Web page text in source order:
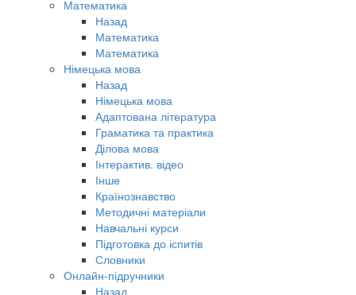
Математика
Назад
Математика
Математика
Німецька мова
Назад
Німецька мова
Адаптована література
Граматика та практика
Ділова мова
Інтерактив. відео
Інше
Країнознавство
Методичні матеріали
Навчальні курси
Підготовка до іспитів
Словники
Онлайн-підручники
Назад